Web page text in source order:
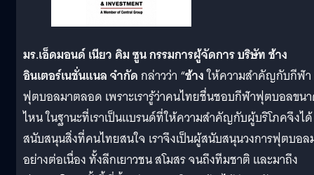
มร.เอ็ดมอนด์ เนียว คิม ซูน กรรมการผู้จัดการ บริษัท ช้าง
อินเตอร์เนชั่นแนล จำกัดกล่าวว่า “ช้างให้ความสำคัญกับกีฬา
ฟุตบอลมาตลอด เพราะเรารู้ว่าคนไทยชื่นชอบกีฬาฟุตบอลขน
ไหน ในฐานะที่เราเป็นแบรนด์ที่ให้ความสำคัญกับผู้บริโภคจึงได้
สนับสนุนสิ่งที่คนไทยสนใจ เราจึงเป็นผู้สนับสนุนวงการฟุตบอล
อย่างต่อเนื่อง ทั้งลีกเยาวชน สโมสร จนถึงทีมชาติ และมาถึง